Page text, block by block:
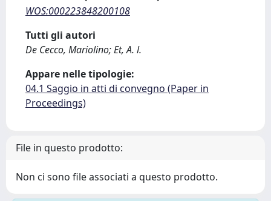
WOS:000223848200108
Tutti gli autori
De Cecco, Mariolino; Et, A. l.
Appare nelle tipologie:
04.1 Saggio in atti di convegno (Paper in
Proceedings)
File in questo prodotto:
Non ci sono file associati a questo prodotto.